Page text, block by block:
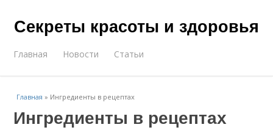
Секреты красоты и здоровья
Главная Новости Статьи
Главная » Ингредиенты в рецептах
Ингредиенты в рецептах